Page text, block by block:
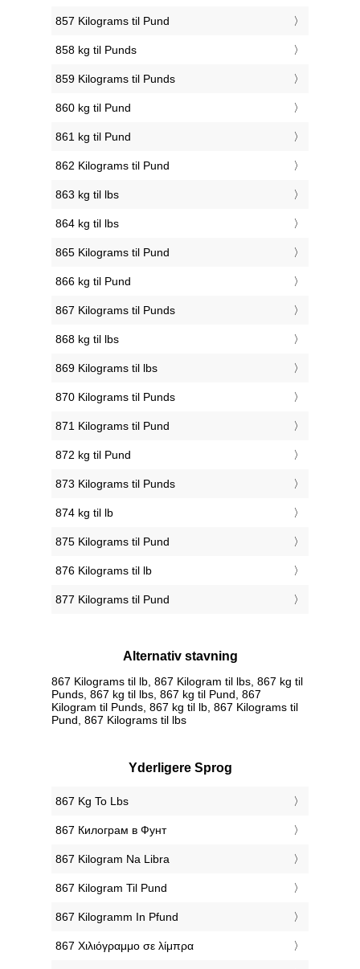
857 Kilograms til Pund
858 kg til Punds
859 Kilograms til Punds
860 kg til Pund
861 kg til Pund
862 Kilograms til Pund
863 kg til lbs
864 kg til lbs
865 Kilograms til Pund
866 kg til Pund
867 Kilograms til Punds
868 kg til lbs
869 Kilograms til lbs
870 Kilograms til Punds
871 Kilograms til Pund
872 kg til Pund
873 Kilograms til Punds
874 kg til lb
875 Kilograms til Pund
876 Kilograms til lb
877 Kilograms til Pund
Alternativ stavning
867 Kilograms til lb, 867 Kilogram til lbs, 867 kg til
Punds, 867 kg til lbs, 867 kg til Pund, 867
Kilogram til Punds, 867 kg til lb, 867 Kilograms til
Pund, 867 Kilograms til lbs
Yderligere Sprog
‎867 Kg To Lbs
‎867 Килограм в Фунт
‎867 Kilogram Na Libra
‎867 Kilogram Til Pund
‎867 Kilogramm In Pfund
‎867 Χιλιόγραμμο σε λίμπρα